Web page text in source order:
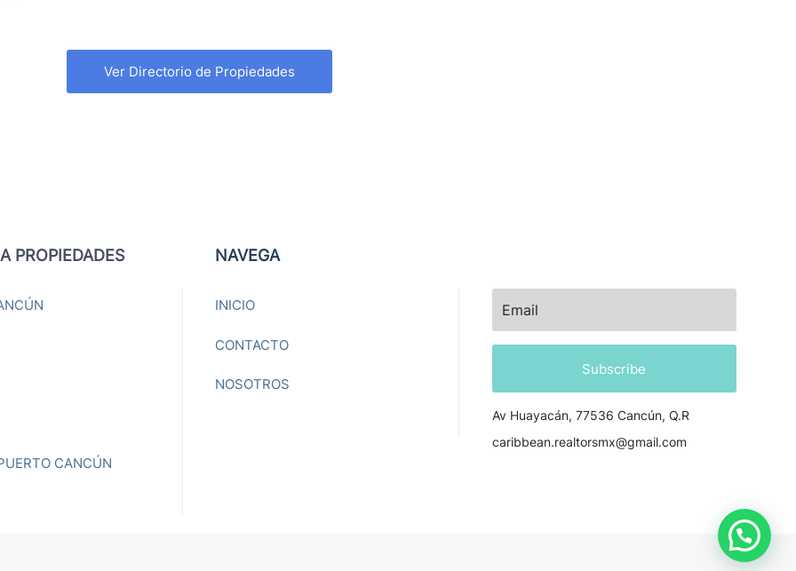
Ver Directorio de Propiedades
PROPIEDADES
CANCÚN
NAVEGA
INICIO
CONTACTO
NOSOTROS
Subscribe
Av Huayacán, 77536 Cancún, Q.R
caribbean.realtorsmx@gmail.com